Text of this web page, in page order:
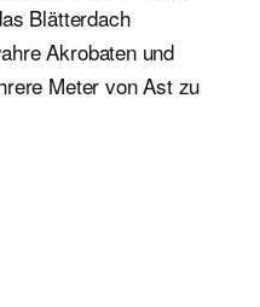
Blätterdach
Akrobaten und
Meter von Ast zu